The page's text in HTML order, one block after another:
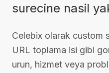
surecine nasil
Celebix olarak custom
URL toplama isi gibi
urun, hizmet veya